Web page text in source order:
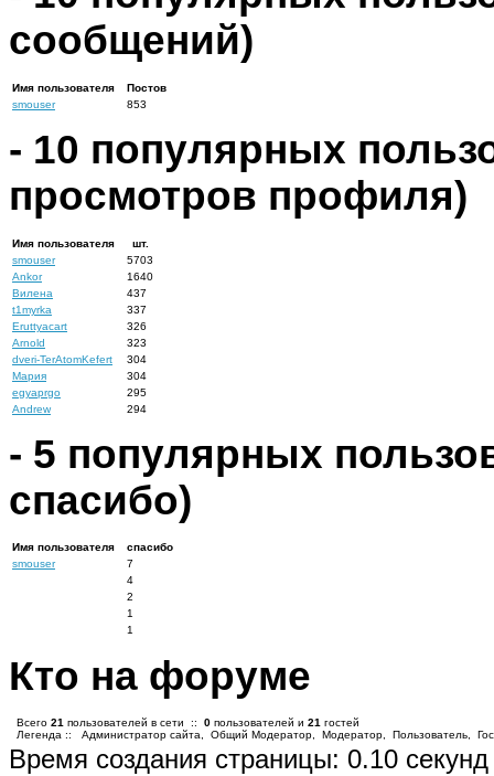
сообщений)
Имя пользователя
Постов
smouser
853
- 10 популярных
просмотров профиля)
Имя пользователя
шт.
smouser
5703
Ankor
1640
Вилена
437
t1myrka
337
Eruttyacart
326
Arnold
323
dveri-TerAtomKefert
304
Мария
304
egyaprgo
295
Andrew
294
- 5 популярных
спасибо)
Имя пользователя
спасибо
smouser
7
4
2
1
1
Кто на форуме
Всего 21 пользователей в сети :: 0 пользователей и 21 гостей
Легенда ::
Администратор сайта, Общий Модератор, Модератор, Пользователь,
Время создания страницы: 0.10 секунд